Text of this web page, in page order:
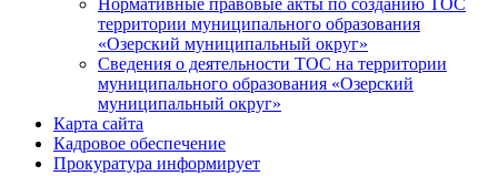
Нормативные правовые акты по созданию ТОС
территории муниципального образования
«Озерский муниципальный округ»
Сведения о деятельности ТОС на территории
муниципального образования «Озерский
муниципальный округ»
Карта сайта
Кадровое обеспечение
Прокуратура информирует